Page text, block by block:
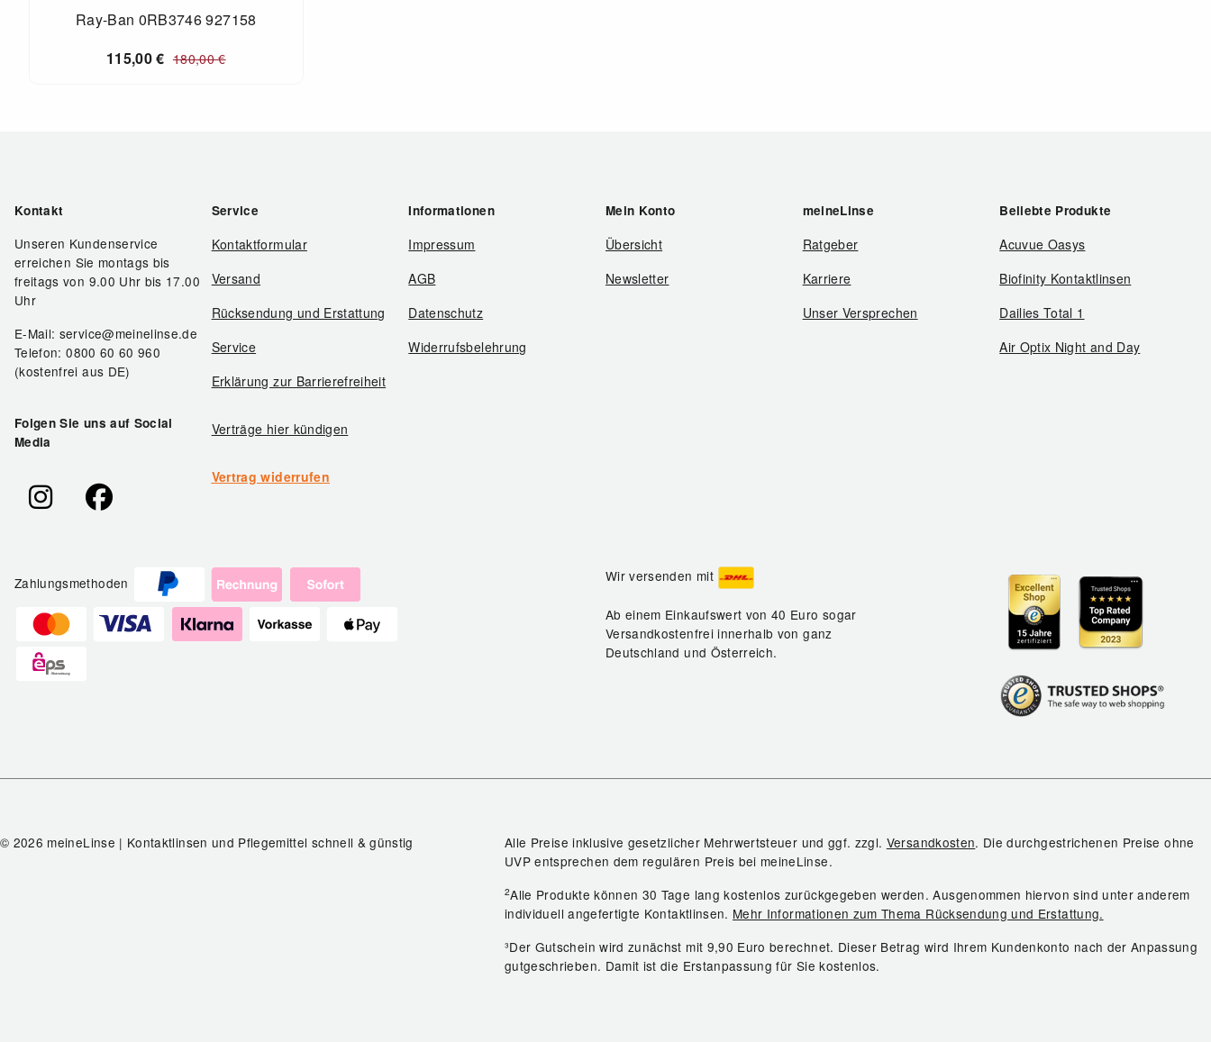
Ray-Ban 0RB3746 927158
115,00€ 180,00€
Kontakt
Unseren Kundenservice
erreichen Sie montags bis
freitags von 9.00 Uhr bis 17.00
Uhr
E-Mail: service@meinelinse.de
Telefon: 0800 60 60 960
(kostenfrei aus DE)
Folgen Sie uns auf Social
Media
Service
Kontaktformular
Versand
Rücksendung und Erstattung
Service
Erklärung zur Barrierefreiheit
Verträge hier kündigen
Vertrag widerrufen
Informationen
Impressum
AGB
Datenschutz
Widerrufsbelehrung
Mein Konto
Übersicht
Newsletter
meineLinse
Ratgeber
Karriere
Unser Versprechen
Beliebte Produkte
Acuvue Oasys
Biofinity Kontaktlinsen
Dailies Total 1
Air Optix Night and Day
Zahlungsmethoden Wir versenden mit
Ab einem Einkaufswert von 40 Euro sogar
Versandkostenfrei innerhalb von ganz
Deutschland und Österreich.
© 2026 meineLinse | Kontaktlinsen und Pflegemittel schnell & günstig Alle Preise inklusive gesetzlicher Mehrwertsteuer und ggf. zzgl. Versandkosten. Die durchgestrichenen Preise ohne
UVP entsprechen dem regulären Preis bei meineLinse.
2Alle Produkte können 30 Tage lang kostenlos zurückgegeben werden. Ausgenommen hiervon sind unter anderem
individuell angefertigte Kontaktlinsen. Mehr Informationen zum Thema Rücksendung und Erstattung.
³Der Gutschein wird zunächst mit 9,90 Euro berechnet. Dieser Betrag wird Ihrem Kundenkonto nach der Anpassung
gutgeschrieben. Damit ist die Erstanpassung für Sie kostenlos.